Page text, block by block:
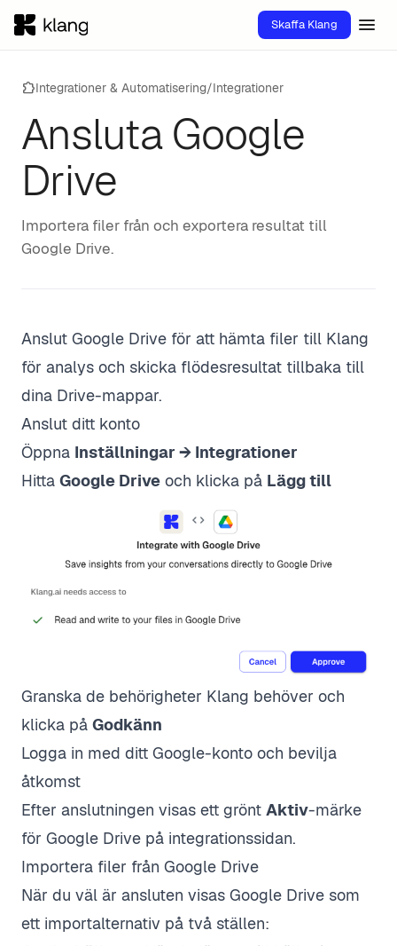
Skaffa Klang menu
extensionIntegrationer & Automatisering/Integrationer
Ansluta Google
Drive
Importera filer från och exportera resultat till
Google Drive.
Anslut Google Drive för att hämta filer till Klang
för analys och skicka flödesresultat tillbaka till
dina Drive-mappar.
Anslut ditt konto
Öppna Inställningar → Integrationer
Hitta Google Drive och klicka på Lägg till
Granska de behörigheter Klang behöver och
klicka på Godkänn
Logga in med ditt Google-konto och bevilja
åtkomst
Efter anslutningen visas ett grönt Aktiv-märke
för Google Drive på integrationssidan.
Importera filer från Google Drive
När du väl är ansluten visas Google Drive som
ett importalternativ på två ställen: